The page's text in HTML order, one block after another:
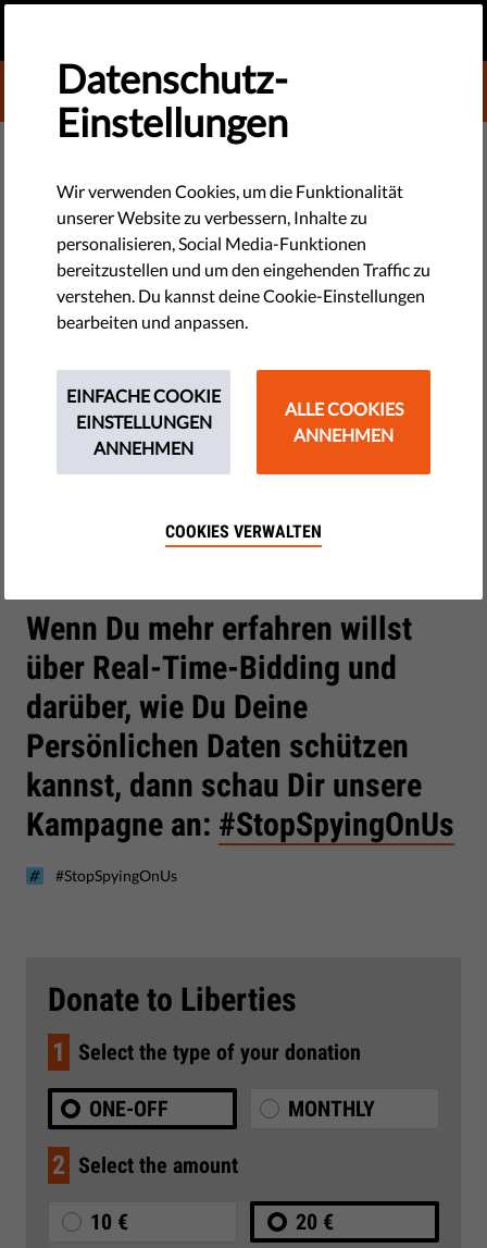
DONATE TO LIBERTIES
TECHNOLOGIE & RECHTE
Quiz: Was ist Real-Time-
Bidding?
Verstehst Du, wie Online-Werbung funktioniert? Und weißt Du
was das für Deine Privatsphäre bedeutet? Finde es heraus,
by LibertiesEU
Juni 28, 2019
vergleiche Dein Ergebnis mit dem Deiner Freunde und
Wenn Du mehr erfahren willst
über Real-Time-Bidding und
darüber, wie Du Deine
Persönlichen Daten schützen
kannst, dann schau Dir unsere
Kampagne an: #StopSpyingOnUs
#StopSpyingOnUs
Donate to Liberties
1 Select the type of your donation
ONE-OFF MONTHLY
2 Select the amount
10 € 20 €
Datenschutz-
Einstellungen
Wir verwenden Cookies, um die Funktionalität
unserer Website zu verbessern, Inhalte zu
personalisieren, Social Media-Funktionen
bereitzustellen und um den eingehenden Traffic zu
verstehen. Du kannst deine Cookie-Einstellungen
bearbeiten und anpassen.
EINFACHE COOKIE
EINSTELLUNGEN
ANNEHMEN
ALLE COOKIES
ANNEHMEN
COOKIES VERWALTEN